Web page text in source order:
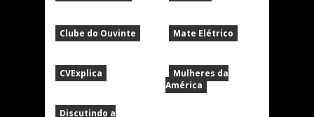
Clube do Ouvinte
CVExplica
Discutindo a
Mate Elétrico
Mulheres da
América